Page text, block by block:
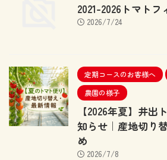
2021-2026トマト
2026/7/24
定期コースのお客様へ
農園の様子
【2026年夏】井出
知らせ｜産地切り
め
2026/7/8